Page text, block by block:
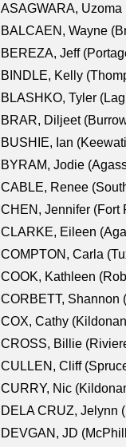
ASAGWARA,
BALCAEN, Wayne
BEREZA, Jeff
BINDLE, Kelly
BLASHKO, Tyler
BRAR, Diljeet
BUSHIE, Ian
BYRAM, Jodie
CABLE, Renee
CHEN, Jennifer (Fort
CLARKE, Eileen
COMPTON, Carla
COOK, Kathleen
CORBETT, Shannon
COX, Cathy
CROSS, Billie
CULLEN, Cliff
CURRY, Nic
DELA CRUZ, Jelynn
DEVGAN, JD